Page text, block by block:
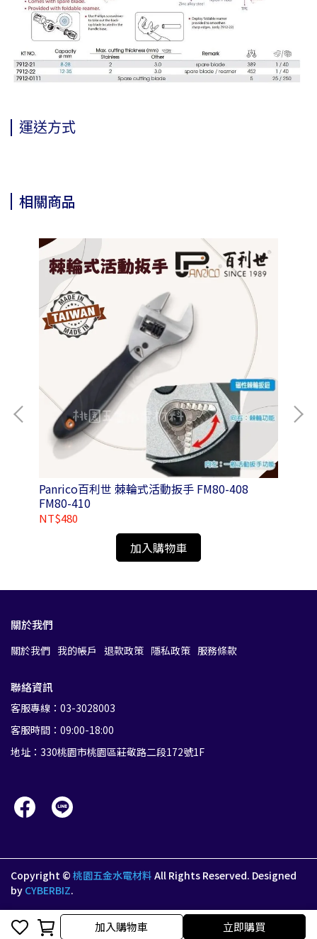
加入購物車
加入購物車 立即購買
運送方式
相關商品
Panrico百利世 棘輪式活動扳手 FM80-408
FM80-410
NT$480
加入購物車
關於我們
關於我們 我的帳戶 退款政策 隱私政策 服務條款
聯絡資訊
客服專線：03-3028003
客服時間：09:00-18:00
地址：330桃園市桃園區莊敬路二段172號1F
Copyright © 桃園五金水電材料 All Rights Reserved. Designed
by CYBERBIZ.